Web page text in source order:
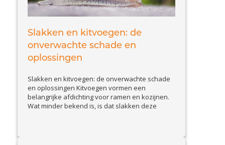
Slakken en kitvoegen: de
onverwachte schade en
oplossingen
Slakken en kitvoegen: de onverwachte schade
en oplossingen Kitvoegen vormen een
belangrijke afdichting voor ramen en kozijnen.
Wat minder bekend is, is dat slakken deze